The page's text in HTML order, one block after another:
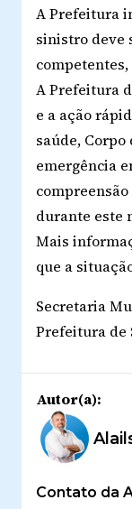
A Prefeitura
sinistro deve
A Prefeitura
e a ação
saúde, Corpo
emergência
durante este
Mais
que a
Secretaria
Prefeitura de
Autor(a):
Contato da